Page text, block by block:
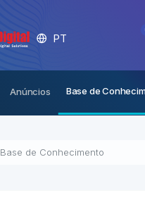
PT
Anúncios Base de
Base de Conhecimento